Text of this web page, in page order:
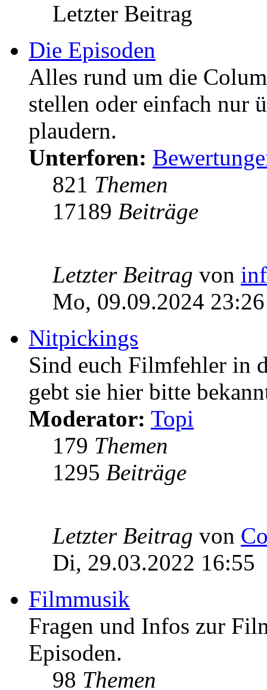
Letzter Beitrag
Die Episoden
Alles rund um die
stellen oder einfach nur
plaudern.
Unterforen:
821 Themen
17189 Beiträge
Letzter Beitrag von
Mo, 09.09.2024 23:26
Nitpickings
Sind euch Filmfehler in
gebt sie hier bitte
Moderator: Topi
179 Themen
1295 Beiträge
Letzter Beitrag von
Di, 29.03.2022 16:55
Filmmusik
Fragen und Infos zur
Episoden.
98 Themen